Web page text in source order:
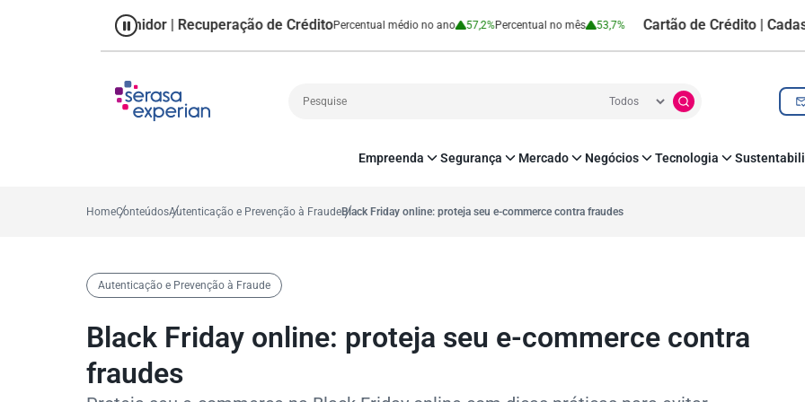
Consumidor | Recuperação de CréditoPercentual médio no ano 57,2%Percentual no mês 53,7% Cartão de Crédito | Cadastro
Empreenda
Crédito
Marketing
Segurança
Proteção de Dados
Mercado
Open Finance
Negócios
RH
Tecnologia
HomeConteúdosAutenticação e Prevenção à FraudeBlack Friday online: proteja seu e-commerce contra fraudes
Autenticação e Prevenção à Fraude
Black Friday online: proteja seu e-commerce contra
fraudes